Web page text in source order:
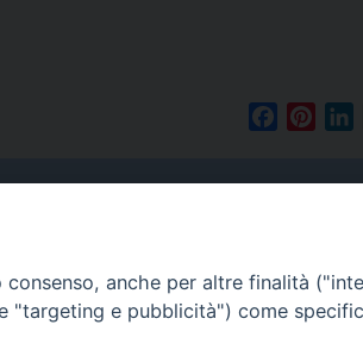
Facebook
Contatti
Tel.
anche per altre finalità
"targeting e pubblicità") come